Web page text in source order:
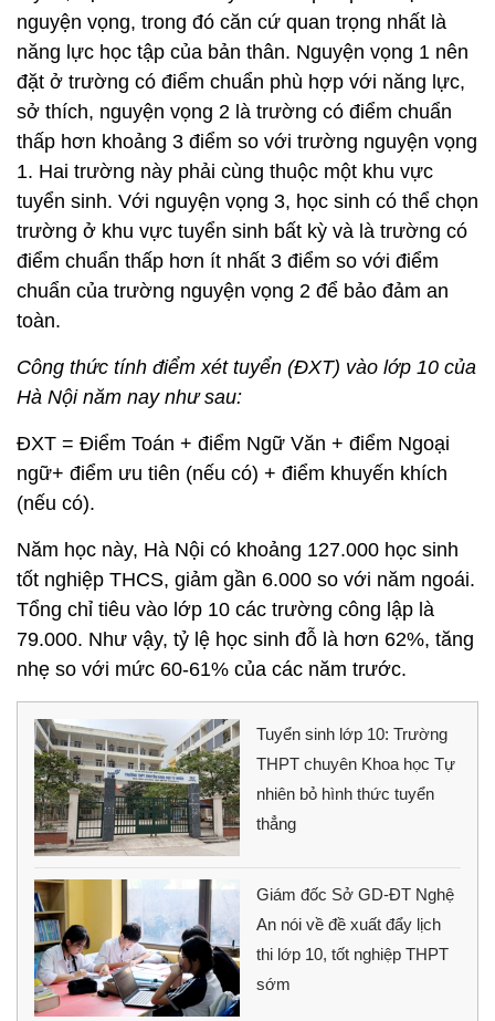
nguyện vọng, trong đó căn cứ quan trọng nhất là
năng lực học tập của bản thân. Nguyện vọng 1 nên
đặt ở trường có điểm chuẩn phù hợp với năng lực,
sở thích, nguyện vọng 2 là trường có điểm chuẩn
thấp hơn khoảng 3 điểm so với trường nguyện vọng
1. Hai trường này phải cùng thuộc một khu vực
tuyển sinh. Với nguyện vọng 3, học sinh có thể chọn
trường ở khu vực tuyển sinh bất kỳ và là trường có
điểm chuẩn thấp hơn ít nhất 3 điểm so với điểm
chuẩn của trường nguyện vọng 2 để bảo đảm an
toàn.
Công thức tính điểm xét tuyển (ĐXT) vào lớp 10 của
Hà Nội năm nay như sau:
ĐXT = Điểm Toán + điểm Ngữ Văn + điểm Ngoại
ngữ+ điểm ưu tiên (nếu có) + điểm khuyến khích
(nếu có).
Năm học này, Hà Nội có khoảng 127.000 học sinh
tốt nghiệp THCS, giảm gần 6.000 so với năm ngoái.
Tổng chỉ tiêu vào lớp 10 các trường công lập là
79.000. Như vậy, tỷ lệ học sinh đỗ là hơn 62%, tăng
nhẹ so với mức 60-61% của các năm trước.
Tuyển sinh lớp 10: Trường
THPT chuyên Khoa học Tự
nhiên bỏ hình thức tuyển
thẳng
Giám đốc Sở GD-ĐT Nghệ
An nói về đề xuất đẩy lịch
thi lớp 10, tốt nghiệp THPT
sớm